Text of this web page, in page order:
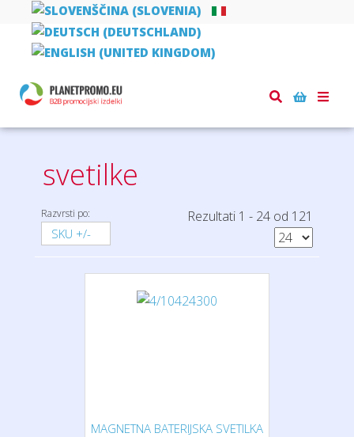
Toggle
Domov tehnika
svetilke
Razvrsti po:
SKU +/-
Rezultati 1 - 24 od 121
MAGNETNA BATERIJSKA SVETILKA